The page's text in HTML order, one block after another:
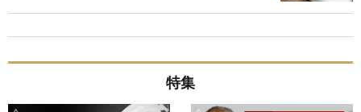
特集